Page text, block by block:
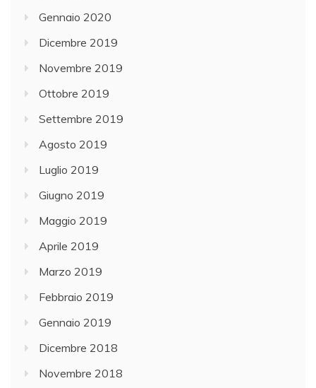
Gennaio 2020
Dicembre 2019
Novembre 2019
Ottobre 2019
Settembre 2019
Agosto 2019
Luglio 2019
Giugno 2019
Maggio 2019
Aprile 2019
Marzo 2019
Febbraio 2019
Gennaio 2019
Dicembre 2018
Novembre 2018